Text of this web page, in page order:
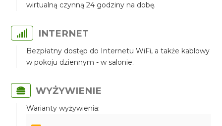
wirtualną czynną 24 godziny na dobę.
INTERNET
Bezpłatny dostęp do Internetu WiFi, a także kablowy
w pokoju dziennym - w salonie.
WYŻYWIENIE
Warianty wyżywienia: